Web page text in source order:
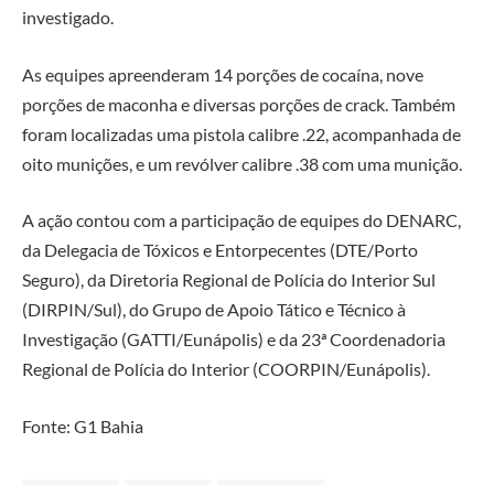
investigado.
As equipes apreenderam 14 porções de cocaína, nove
porções de maconha e diversas porções de crack. Também
foram localizadas uma pistola calibre .22, acompanhada de
oito munições, e um revólver calibre .38 com uma munição.
A ação contou com a participação de equipes do DENARC,
da Delegacia de Tóxicos e Entorpecentes (DTE/Porto
Seguro), da Diretoria Regional de Polícia do Interior Sul
(DIRPIN/Sul), do Grupo de Apoio Tático e Técnico à
Investigação (GATTI/Eunápolis) e da 23ª Coordenadoria
Regional de Polícia do Interior (COORPIN/Eunápolis).
Fonte: G1 Bahia